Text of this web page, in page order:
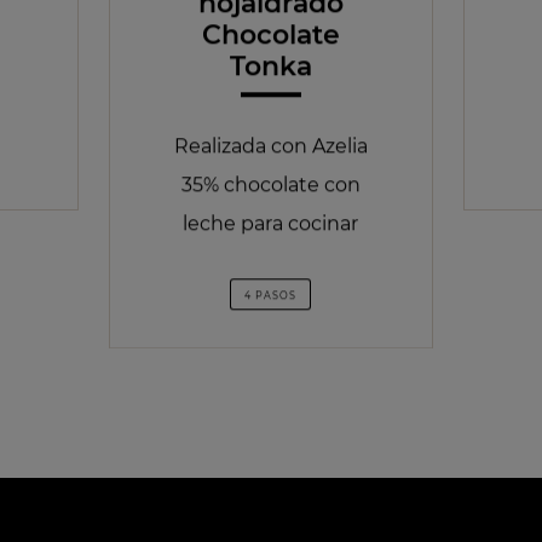
Chocolate
Tonka
Realizada con Azelia
35% chocolate con
leche para cocinar
4 PASOS